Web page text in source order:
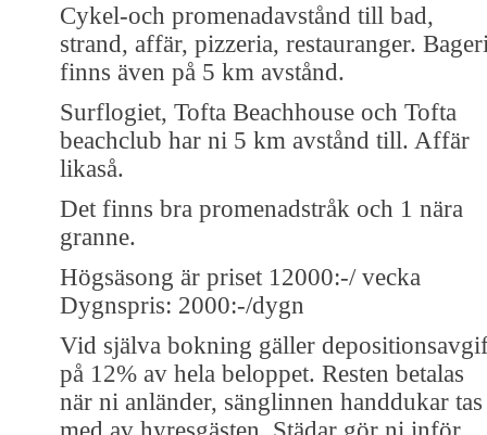
Cykel-och promenadavstånd till bad,
strand, affär, pizzeria, restauranger.
finns även på 5 km avstånd.
Surflogiet, Tofta Beachhouse och Tofta
beachclub har ni 5 km avstånd till. Affär
likaså.
Det finns bra promenadstråk och 1 nära
granne.
Högsäsong är priset 12000:-/ vecka
Dygnspris: 2000:-/dygn
Vid själva bokning gäller
på 12% av hela beloppet. Resten betalas
när ni anländer, sänglinnen handdukar tas